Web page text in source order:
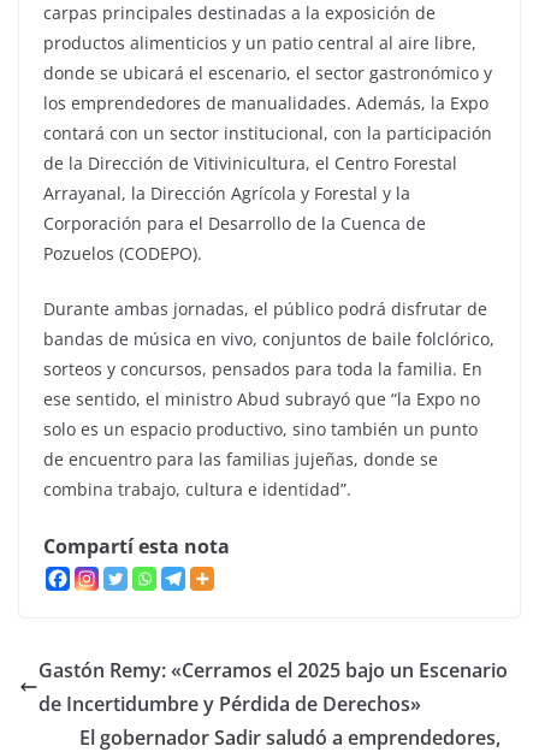
carpas principales destinadas a la exposición de
productos alimenticios y un patio central al aire libre,
donde se ubicará el escenario, el sector gastronómico y
los emprendedores de manualidades. Además, la Expo
contará con un sector institucional, con la participación
de la Dirección de Vitivinicultura, el Centro Forestal
Arrayanal, la Dirección Agrícola y Forestal y la
Corporación para el Desarrollo de la Cuenca de
Pozuelos (CODEPO).
Durante ambas jornadas, el público podrá disfrutar de
bandas de música en vivo, conjuntos de baile folclórico,
sorteos y concursos, pensados para toda la familia. En
ese sentido, el ministro Abud subrayó que “la Expo no
solo es un espacio productivo, sino también un punto
de encuentro para las familias jujeñas, donde se
combina trabajo, cultura e identidad”.
Compartí esta nota
Gastón Remy: «Cerramos el 2025 bajo un Escenario
de Incertidumbre y Pérdida de Derechos»
El gobernador Sadir saludó a emprendedores,